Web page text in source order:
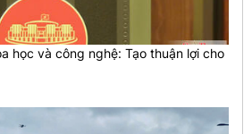
học và công nghệ: Tạo thuận lợi cho